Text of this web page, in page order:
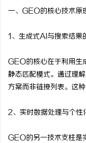
一、GEO的核心技术原
1、生成式AI与搜索结果
GEO的核心在于利用生
静态匹配模式。通过理
方案而非链接列表。
2、实时数据处理与个性
GEO的另一技术支柱是